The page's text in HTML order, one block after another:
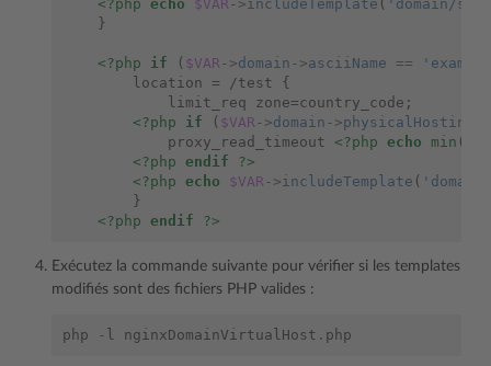
<?php echo $VAR->includeTemplate ( 'domain/
    }
<?php if ( $VAR->domain ->asciiName ==
        location = /test {
            limit_req zone=country_code;
<?php
if ( $VAR->domain ->physicalHosting
            proxy_read_timeout
<?php echo min (
<?php endif
?>
<?php echo $VAR->includeTemplate (
        }
<?php endif ?>
Exécutez la commande suivante pour vérifier si les templates
modifiés sont des fichiers PHP valides :
php - l nginxDomainVirtualHost . php